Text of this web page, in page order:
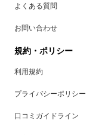
よくある質問
お問い合わせ
規約・ポリシー
利用規約
プライバシーポリシー
口コミガイドライン